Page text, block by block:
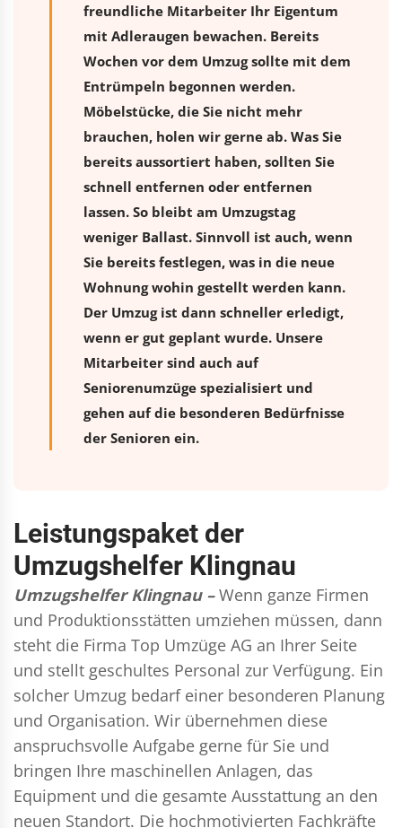
freundliche Mitarbeiter Ihr Eigentum
mit Adleraugen bewachen. Bereits
Wochen vor dem Umzug sollte mit dem
Entrümpeln begonnen werden.
Möbelstücke, die Sie nicht mehr
brauchen, holen wir gerne ab. Was Sie
bereits aussortiert haben, sollten Sie
schnell entfernen oder entfernen
lassen. So bleibt am Umzugstag
weniger Ballast. Sinnvoll ist auch, wenn
Sie bereits festlegen, was in die neue
Wohnung wohin gestellt werden kann.
Der Umzug ist dann schneller erledigt,
wenn er gut geplant wurde. Unsere
Mitarbeiter sind auch auf
Seniorenumzüge spezialisiert und
gehen auf die besonderen Bedürfnisse
der Senioren ein.
Leistungspaket der
Umzugshelfer Klingnau
Umzugshelfer Klingnau – Wenn ganze Firmen
und Produktionsstätten umziehen müssen, dann
steht die Firma Top Umzüge AG an Ihrer Seite
und stellt geschultes Personal zur Verfügung. Ein
solcher Umzug bedarf einer besonderen Planung
und Organisation. Wir übernehmen diese
anspruchsvolle Aufgabe gerne für Sie und
bringen Ihre maschinellen Anlagen, das
Equipment und die gesamte Ausstattung an den
neuen Standort. Die hochmotivierten Fachkräfte